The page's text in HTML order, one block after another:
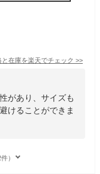
と在庫を楽天でチェック >>
があり、サイズも
けることができま
）